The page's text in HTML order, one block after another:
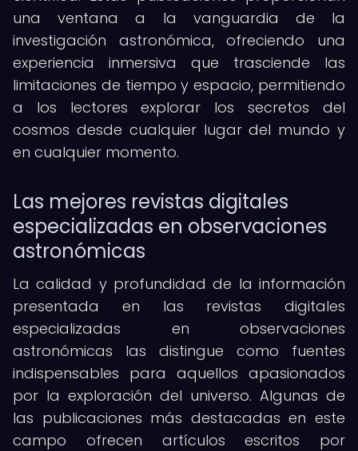
una ventana a la vanguardia de la
investigación astronómica, ofreciendo una
experiencia inmersiva que trasciende las
limitaciones de tiempo y espacio, permitiendo
a los lectores explorar los secretos del
cosmos desde cualquier lugar del mundo y
en cualquier momento.
Las mejores revistas digitales
especializadas en observaciones
astronómicas
La calidad y profundidad de la información
presentada en las revistas digitales
especializadas en observaciones
astronómicas las distingue como fuentes
indispensables para aquellos apasionados
por la exploración del universo. Algunas de
las publicaciones más destacadas en este
campo ofrecen artículos escritos por